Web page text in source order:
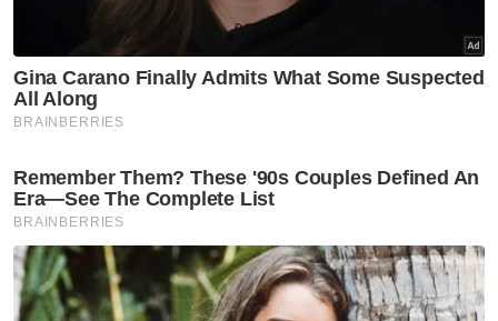
Semasa
Penunggang motosikal
ketika berkonvoi
Semasa